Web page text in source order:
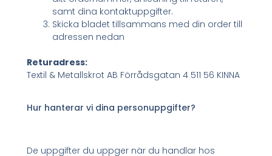
samt dina kontaktuppgifter.
Skicka bladet tillsammans med din order till
adressen nedan
Returadress:
Textil & Metallskrot AB Förrådsgatan 4 511 56 KINNA
Hur hanterar vi dina personuppgifter?
De uppgifter du uppger när du handlar hos